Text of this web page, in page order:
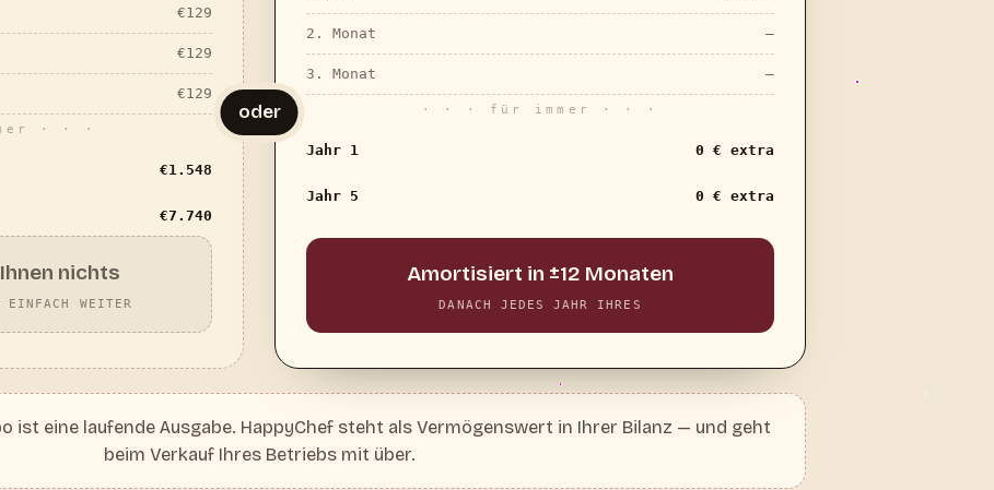
€129
€129
€129
· · ·
€1.548
€7.740
nichts
EINFACH WEITER
oder
2. Monat —
3. Monat —
· · · für immer · · ·
Jahr 1 0 € extra
Jahr 5 0 € extra
Amortisiert in ±12 Monaten
DANACH JEDES JAHR IHRES
ist eine laufende Ausgabe. HappyChef steht als Vermögenswert in Ihrer Bilanz — und geht
beim Verkauf Ihres Betriebs mit über.